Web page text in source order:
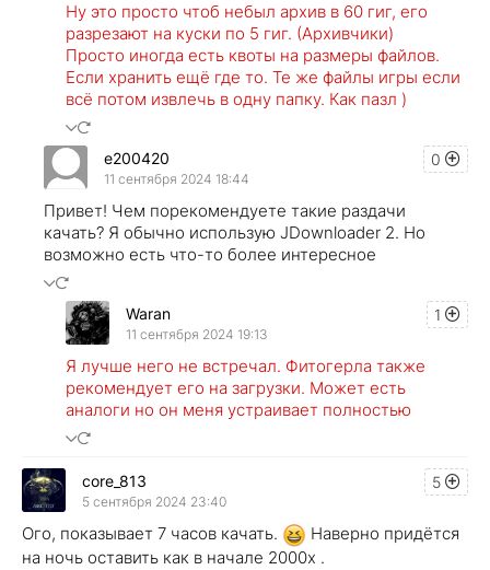
Ну это просто чтоб небыл архив в 60 гиг, его
разрезают на куски по 5 гиг. (Архивчики)
Просто иногда есть квоты на размеры файлов.
Если хранить ещё где то. Те же файлы игры если
всё потом извлечь в одну папку. Как пазл )
0
e200420
11 сентября 2024 18:44
Привет! Чем порекомендуете такие раздачи
качать? Я обычно использую JDownloader 2. Но
возможно есть что-то более интересное
1
Waran
11 сентября 2024 19:13
Я лучше него не встречал. Фитогерла также
рекомендует его на загрузки. Может есть
аналоги но он меня устраивает полностью
5
core_813
5 сентября 2024 23:40
Ого, показывает 7 часов качать.
Наверно придётся
на ночь оставить как в начале 2000х .